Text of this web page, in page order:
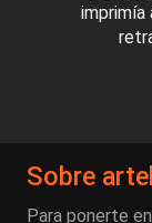
imprimía
Sobre
Para ponerte